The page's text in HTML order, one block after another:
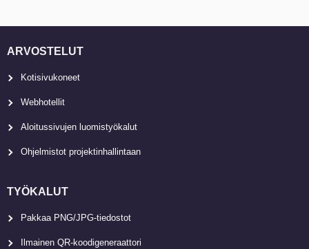
ARVOSTELUT
Kotisivukoneet
Webhotellit
Aloitussivujen luomistyökalut
Ohjelmistot projektinhallintaan
TYÖKALUT
Pakkaa PNG/JPG-tiedostot
Ilmainen QR-koodigeneraattori